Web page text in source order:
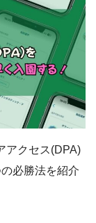
アクセス(DPA)
必勝法を紹介